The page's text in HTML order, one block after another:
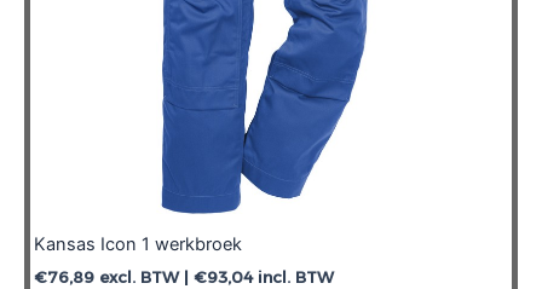
Kansas Icon 1 werkbroek
€76,89 excl. BTW | €93,04incl. BTW